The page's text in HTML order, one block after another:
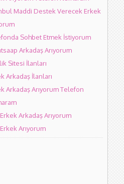
Maddi Destek Verecek Erkek
Sohbet Etmek İstiyorum
Arkadaş Arıyorum
Sitesi İlanları
Arkadaş İlanları
Arkadaş Arıyorum Telefon
Arkadaş Arıyorum
Arıyorum